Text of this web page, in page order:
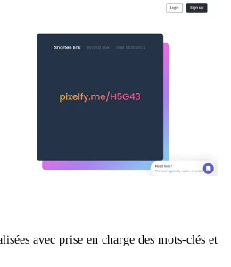
avec prise en charge des mots-clés et